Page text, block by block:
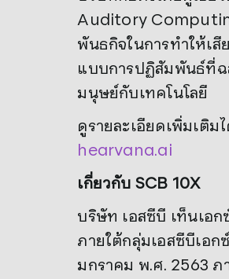
Auditory
พันธกิจในการทำให้เสี
แบบการปฏิสัมพันธ์ที่ฉ
มนุษย์กับเทคโนโลยี
ดูรายละเอียดเพิ่มเติม
hearvana.ai
เกี่ยวกับ SCB 10X
บริษัท เอสซีบี เท็นเอ
ภายใต้กลุ่มเอสซีบีเอก
มกราคม พ.ศ. 2563 ภ